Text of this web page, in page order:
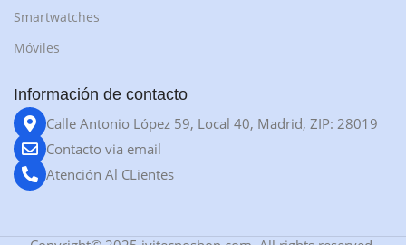
Smartwatches
Móviles
Información de contacto
Calle Antonio López 59, Local 40, Madrid, ZIP: 28019
Contacto via email
Atención Al CLientes